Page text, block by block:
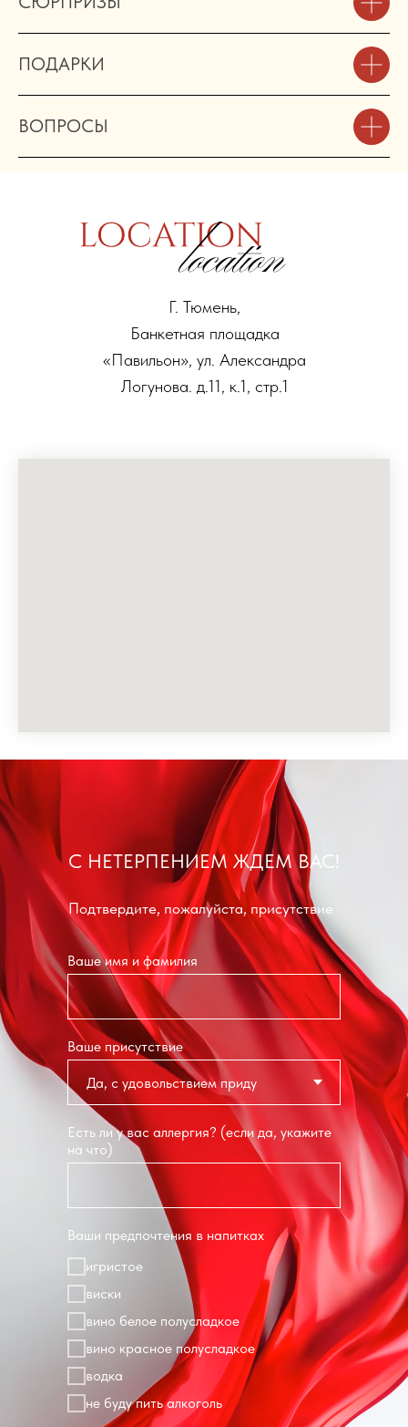
ПОДАРКИ
ВОПРОСЫ
Г. Тюмень,
Банкетная площадка
«Павильон», ул. Александра
Логунова. д.11, к.1, стр.1
С НЕТЕРПЕНИЕМ ЖДЕМ ВАС!
Ваше имя и фамилия
Ваше присутствие
Есть ли у вас аллергия? (если да, укажите
на что)
Ваши предпочтения в напитках
игристое
виски
вино белое полусладкое
вино красное полусладкое
водка
не буду пить алкоголь
Подтвердите, пожалуйста, присутствие